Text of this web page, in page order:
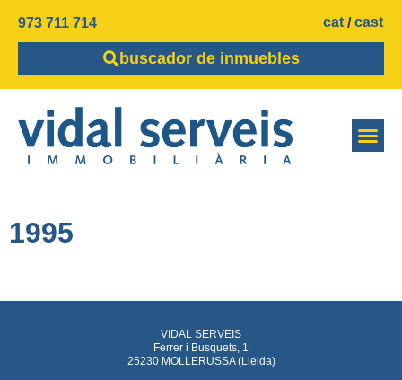
973 711 714 cat cast
buscador de inmuebles
1995
VIDAL SERVEIS
Ferrer i Busquets, 1
25230 MOLLERUSSA (Lleida)